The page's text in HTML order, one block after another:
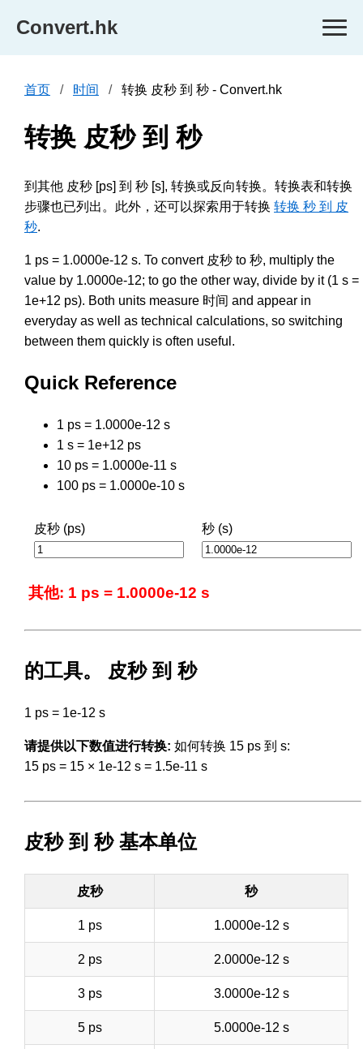
Convert.hk
首页 时间 转换 皮秒 到 秒 - Convert.hk
转换 皮秒 到 秒
到其他 皮秒 [ps] 到 秒 [s], 转换或反向转换。转换表和转换
步骤也已列出。此外，还可以探索用于转换 转换 秒 到 皮
秒.
1 ps = 1.0000e-12 s. To convert 皮秒 to 秒, multiply the
value by 1.0000e-12; to go the other way, divide by it (1 s =
1e+12 ps). Both units measure 时间 and appear in
everyday as well as technical calculations, so switching
between them quickly is often useful.
Quick Reference
1 ps = 1.0000e-12 s
1 s = 1e+12 ps
10 ps = 1.0000e-11 s
100 ps = 1.0000e-10 s
皮秒 (ps) 秒 (s)
其他: 1 ps = 1.0000e-12 s
的工具。 皮秒 到 秒
1 ps = 1e-12 s
请提供以下数值进行转换: 如何转换 15 ps 到 s:
15 ps = 15 × 1e-12 s = 1.5e-11 s
皮秒 到 秒 基本单位
皮秒 秒
1 ps 1.0000e-12 s
2 ps 2.0000e-12 s
3 ps 3.0000e-12 s
5 ps 5.0000e-12 s